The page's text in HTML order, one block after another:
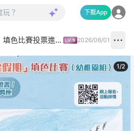
下載App
「我的Chill賞假期」填色比賽投票進行中✅ 2026/06/01
1/2